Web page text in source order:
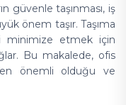
güvenle taşınması, iş
önem taşır. Taşıma
minimize etmek için
Bu makalede, ofis
önemli olduğu ve